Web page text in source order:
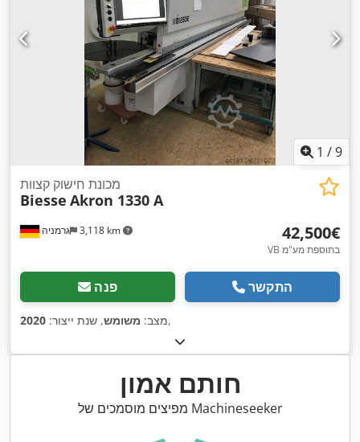
1 /9
גרמניה 3,118 km
מכונת חישוק קצוות
Biesse Akron 1330 A
‏42,500 ‏€
VB בתוספת מע"מ
פנה התקשר
מצב: משומש, שנת ייצור: 2020 ,
חותם אמון
מפיצים מוסמכים של Machineseeker